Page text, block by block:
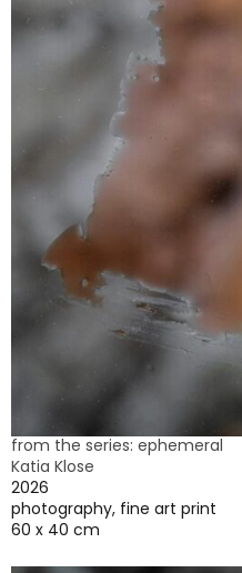
from the series: ephemeral
Katia Klose
2026
photography, fine art print
60 x 40 cm